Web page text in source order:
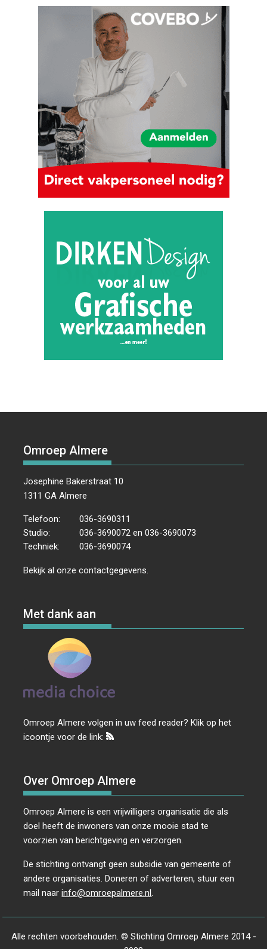
Omroep Almere
Josephine Bakerstraat 10
1311 GA Almere
Telefoon:
036-3690311
Studio:
036-3690072 en 036-3690073
Techniek:
036-3690074
Bekijk al onzecontactgegevens
Met dank aan
Omroep Almere volgen in uw feed reader? Klik op het
icoontje voor de link:
Over Omroep Almere
Omroep Almere is een vrijwilligers organisatie die als
doel heeft de inwoners van onze mooie stad te
voorzien van berichtgeving en verzorgen.
De stichting ontvangt geen subsidie van gemeente of
andere organisaties. Doneren of adverteren, stuur een
mail naarinfo@omroepalmere.nl.
Alle rechten voorbehouden. © Stichting Omroep Almere 2014 -